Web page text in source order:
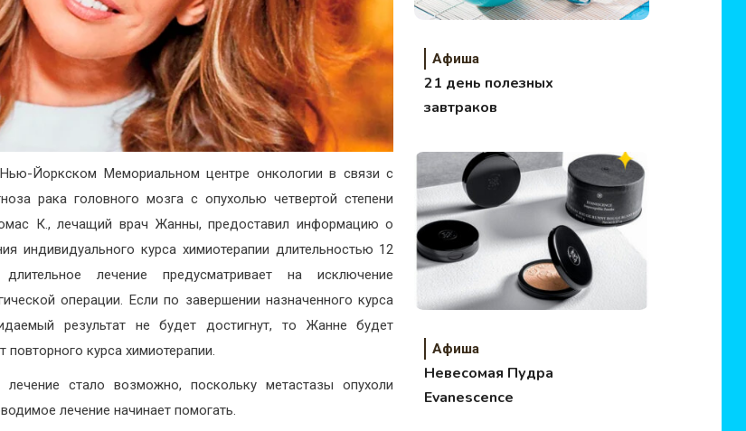
Йоркском Мемориальном центре онкологии в связи с
рака головного мозга с опухолью четвертой степени
К., лечащий врач Жанны, предоставил информацию о
индивидуального курса химиотерапии длительностью 12
лечение предусматривает на исключение
операции. Если по завершении назначенного курса
результат не будет достигнут, то Жанне будет
повторного курса химиотерапии.
лечение стало возможно, поскольку метастазы опухоли
лечение начинает помогать.
Афиша
21 день полезных
завтраков
Афиша
Невесомая Пудра
Evanescence